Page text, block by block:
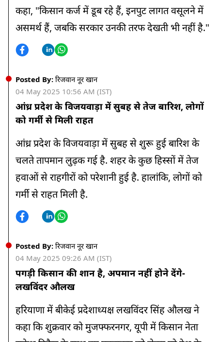
कहा, "किसान कर्ज में डूब रहे हैं, इनपुट लागत वसूलने में
असमर्थ हैं, जबकि सरकार उनकी तरफ देखती भी नहीं है."
Posted By: रिजवान नूर खान
04 May 2025 10:56 AM (IST)
आंध्र प्रदेश के विजयवाड़ा में सुबह से तेज बारिश, लोगों
को गर्मी से मिली राहत
आंध्र प्रदेश के विजयवाड़ा में सुबह से शुरू हुई बारिश के
चलते तापमान लुढ़क गई है. शहर के कुछ हिस्सों में तेज
हवाओं से राहगीरों को परेशानी हुई है. हालांकि, लोगों को
गर्मी से राहत मिली है.
Posted By: रिजवान नूर खान
04 May 2025 09:26 AM (IST)
पगड़ी किसान की शान है, अपमान नहीं होने देंगे-
लखविंदर औलख
हरियाणा में बीकेई प्रदेशाध्यक्ष लखविंदर सिंह औलख ने
कहा कि शुक्रवार को मुजफ्फरनगर, यूपी में किसान नेता